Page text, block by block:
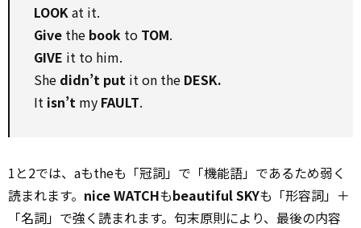
LOOKat it.
Give the book to TOM.
GIVE it to him.
She didn’t put it on the DESK.
It isn’t my FAULT.
1と2では、aもtheも「冠詞」で「機能語」であるため弱く
読まれます。 nice WATCHもbeautiful SKYも「形容詞」＋
「名詞」で強く読まれます。句末原則により、最後の内容